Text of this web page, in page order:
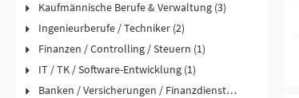
Kaufmännische Berufe & Verwaltung (3)
Ingenieurberufe / Techniker (2)
Finanzen / Controlling / Steuern (1)
IT / TK / Software-Entwicklung (1)
Banken / Versicherungen / Finanzdienstleister (1)